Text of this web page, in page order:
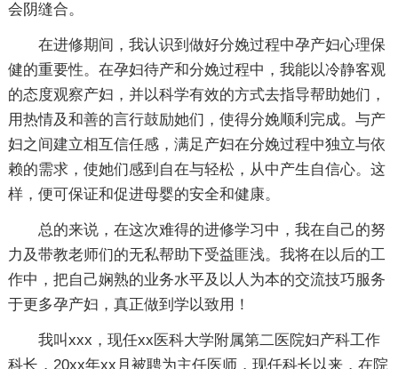
会阴缝合。
在进修期间，我认识到做好分娩过程中孕产妇心理保
健的重要性。在孕妇待产和分娩过程中，我能以冷静客观
的态度观察产妇，并以科学有效的方式去指导帮助她们，
用热情及和善的言行鼓励她们，使得分娩顺利完成。与产
妇之间建立相互信任感，满足产妇在分娩过程中独立与依
赖的需求，使她们感到自在与轻松，从中产生自信心。这
样，便可保证和促进母婴的安全和健康。
总的来说，在这次难得的进修学习中，我在自己的努
力及带教老师们的无私帮助下受益匪浅。我将在以后的工
作中，把自己娴熟的业务水平及以人为本的交流技巧服务
于更多孕产妇，真正做到学以致用！
我叫xxx，现任xx医科大学附属第二医院妇产科工作
科长，20xx年xx月被聘为主任医师，现任科长以来，在院